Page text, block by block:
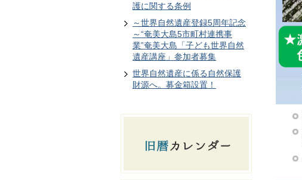
護に関する条例
～世界自然遺産登録5周年記念
～“奄美大島5市町村連携事
業”奄美大島「子ども世界自然
遺産講座」参加者募集
世界自然遺産に係る自然保護
財源へ。募金箱設置！